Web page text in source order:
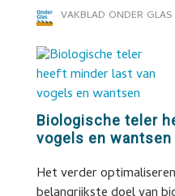
VAKBLAD ONDER GLAS
Biologische teler
vogels en wantsen
Het verder